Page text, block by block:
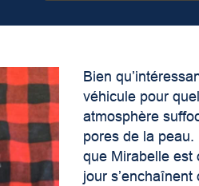
Bien
véhicule pour
atmosphère
pores de la
que Mirabelle est
jour